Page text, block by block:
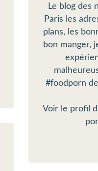
Le blog des
Paris les
plans, les
bon manger,
#foodporn
Voir le profil